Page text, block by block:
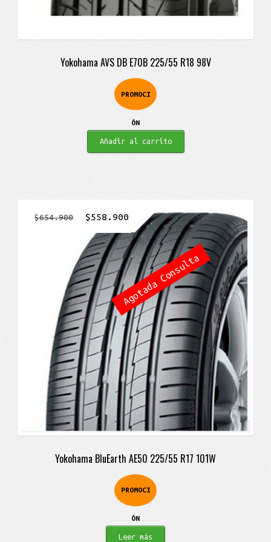
Yokohama AVS DB E70B 225/55 R18 98V
PROMOCI
ÓN
Añadir al carrito
Yokohama BluEarth AE50 225/55 R17 101W
PROMOCI
ÓN
$654.900
El
precio
original
era:
$654.900.
$558.900
precio
actual
es:
$558.900.
Leer más
Agotada Consulta